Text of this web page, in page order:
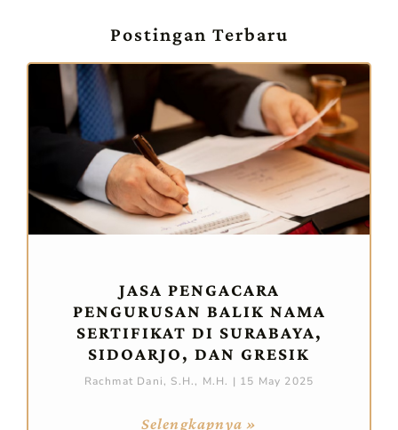
Postingan Terbaru
JASA PENGACARA
PENGURUSAN BALIK NAMA
SERTIFIKAT DI SURABAYA,
SIDOARJO, DAN GRESIK
Rachmat Dani, S.H., M.H. 15 May 2025
Selengkapnya »